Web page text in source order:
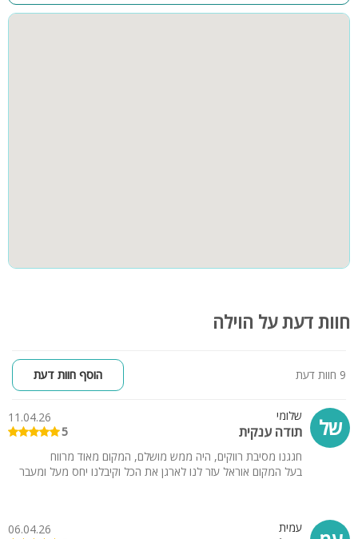
אחוזת וניש מתאימה לכל סוג של אירוע ומסיבה עד 50 איש - בר או
בת מצווה, מסיבת רווקים ורווקות, הצעות נישואין, ימי הולדת, וועדי
חוות דעת על הוילה
9 חוות דעת הוסף חוות דעת
של שלומי
תודה ענקית
11.04.26
5
חגגנו מסיבת רווקים, היה ממש מושלם, המקום מאוד מרווח
בעל המקום אוראל עזר לנו לארגן את הכל וקיבלנו יחס מעל ומעבר
עמית
06.04.26